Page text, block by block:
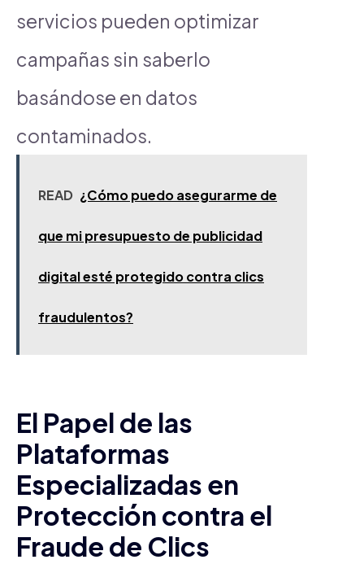
servicios pueden optimizar
campañas sin saberlo
basándose en datos
contaminados.
READ ¿Cómo puedo asegurarme de
que mi presupuesto de publicidad
digital esté protegido contra clics
fraudulentos?
El Papel de las
Plataformas
Especializadas en
Protección contra el
Fraude de Clics